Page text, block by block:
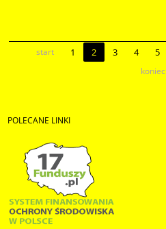
start 1 2 3 4 5
koniec
POLECANE LINKI